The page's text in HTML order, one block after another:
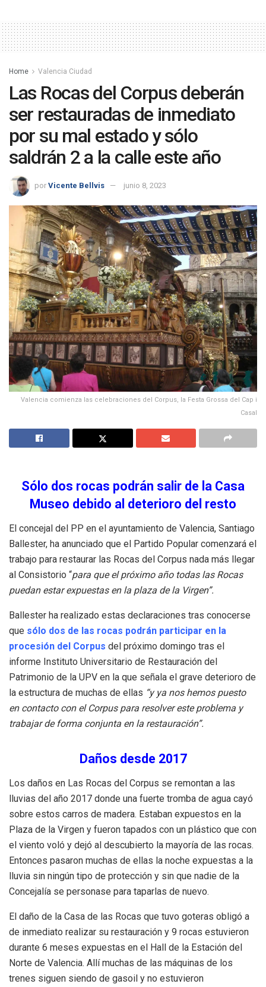
Home Valencia Ciudad
Las Rocas del Corpus deberán
ser restauradas de inmediato
por su mal estado y sólo
saldrán 2 a la calle este año
por Vicente Bellvis junio 8, 2023
Valencia comienza las celebraciones del Corpus, la Festa Grossa del Cap i
Casal
Sólo dos rocas podrán salir de la Casa
Museo debido al deterioro del resto
El concejal del PP en el ayuntamiento de Valencia, Santiago
Ballester, ha anunciado que el Partido Popular comenzará el
trabajo para restaurar las Rocas del Corpus nada más llegar
al Consistorio “para que el próximo año todas las Rocas
puedan estar expuestas en la plaza de la Virgen”.
Ballester ha realizado estas declaraciones tras conocerse
que sólo dos de las rocas podrán participar en la
procesión del Corpus del próximo domingo tras el
informe Instituto Universitario de Restauración del
Patrimonio de la UPV en la que señala el grave deterioro de
la estructura de muchas de ellas “y ya nos hemos puesto
en contacto con el Corpus para resolver este problema y
trabajar de forma conjunta en la restauración”.
Daños desde 2017
Los daños en Las Rocas del Corpus se remontan a las
lluvias del año 2017 donde una fuerte tromba de agua cayó
sobre estos carros de madera. Estaban expuestos en la
Plaza de la Virgen y fueron tapados con un plástico que con
el viento voló y dejó al descubierto la mayoría de las rocas.
Entonces pasaron muchas de ellas la noche expuestas a la
lluvia sin ningún tipo de protección y sin que nadie de la
Concejalía se personase para taparlas de nuevo.
El daño de la Casa de las Rocas que tuvo goteras obligó a
de inmediato realizar su restauración y 9 rocas estuvieron
durante 6 meses expuestas en el Hall de la Estación del
Norte de Valencia. Allí muchas de las máquinas de los
trenes siguen siendo de gasoil y no estuvieron